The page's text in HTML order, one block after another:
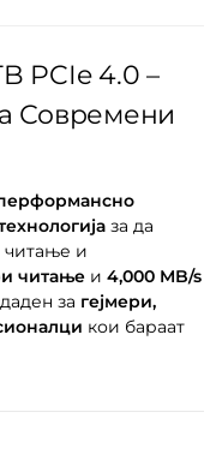
PCIe 4.0 –
Современи
за да
читање и
читање и 4,000 MB/s
за гејмери,
кои бараат